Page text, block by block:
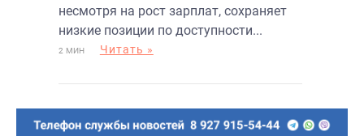
несмотря на рост зарплат, сохраняет
низкие позиции по доступности...
2 МИН Читать »